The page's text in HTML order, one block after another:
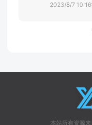
2023/8/7
本站所有资源来